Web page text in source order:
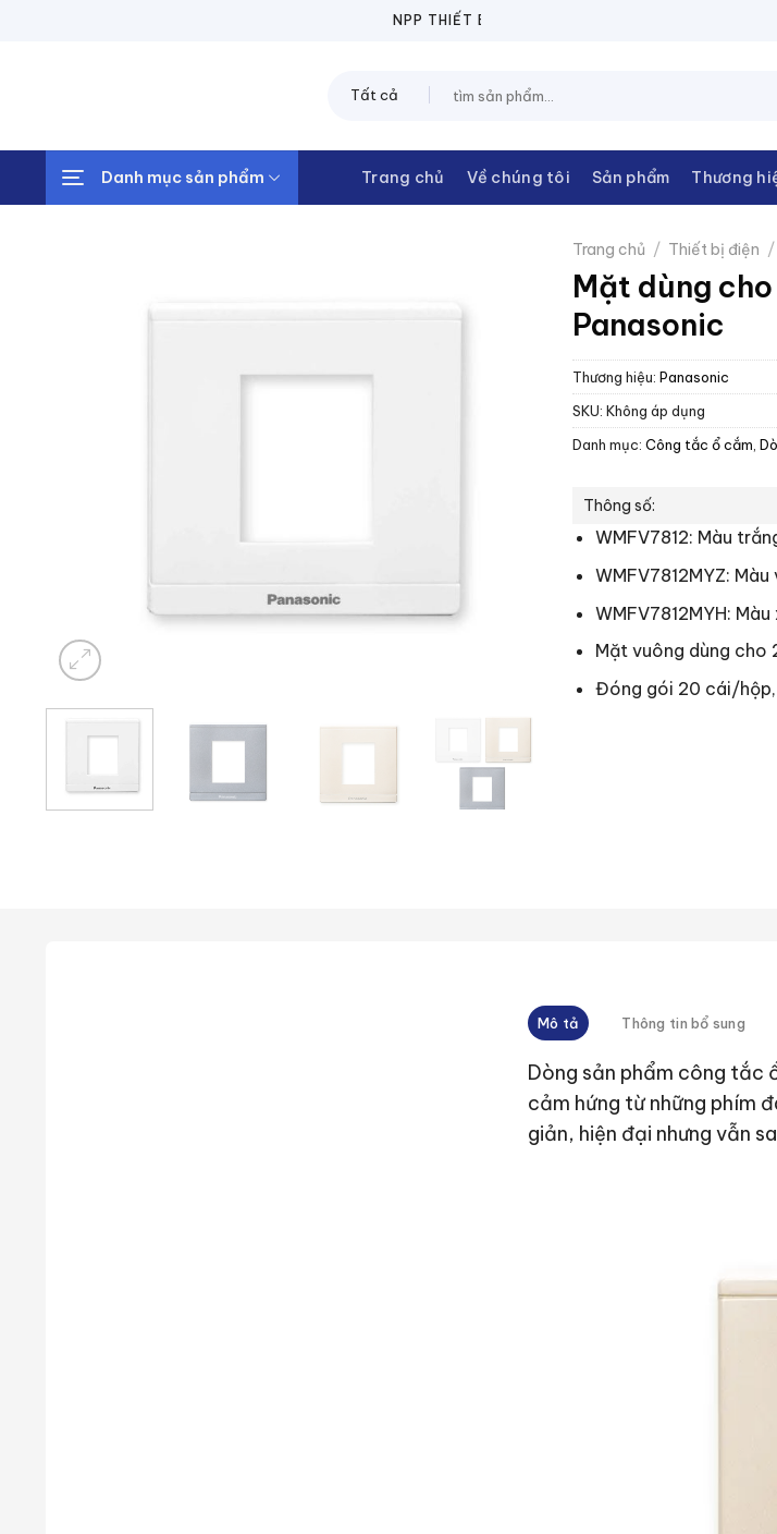
NPP THIẾT BỊ ĐIỆN THANH CHÂU
kiếm:
Danh mục sản phẩm Trang chủ Về chúng tôi Sản phẩm Thương
Trang chủ / Thiết bị điện /
Mặt dùng
Panasonic
Thương hiệu: Panasonic
SKU: Không áp dụng
Danh mục: Công tắc ổ cắm
Thông số:
WMFV7812: Màu
WMFV7812MYZ:
WMFV7812MYH:
Mặt vuông dùng cho
Đóng gói 20 cái/
Mô tả Thông tin bổ sung
Dòng sản phẩm công tắc
cảm hứng từ những phím
giản, hiện đại nhưng vẫn